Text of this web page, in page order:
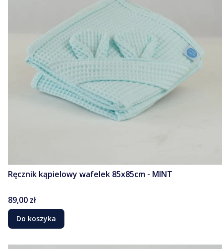
Ręcznik kąpielowy wafelek 85x85cm - MINT
Cena
89,00 zł
Do koszyka